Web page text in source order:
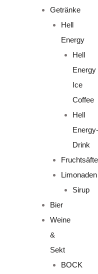
Getränke
Hell
Energy
Hell
Energy
Ice
Coffee
Hell
Energy-
Drink
Fruchtsäfte
Limonaden
Sirup
Bier
Weine
&
Sekt
BOCK